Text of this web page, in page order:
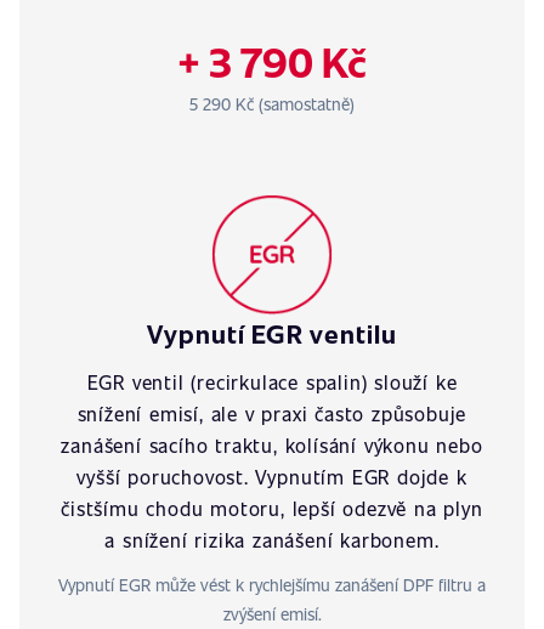
+ 3 790 Kč
5 290 Kč (samostatně)
Vypnutí EGR ventilu
EGR ventil (recirkulace spalin) slouží ke
snížení emisí, ale v praxi často způsobuje
zanášení sacího traktu, kolísání výkonu nebo
vyšší poruchovost. Vypnutím EGR dojde k
čistšímu chodu motoru, lepší odezvě na plyn
a snížení rizika zanášení karbonem.
Vypnutí EGR může vést k rychlejšímu zanášení DPF filtru a
zvýšení emisí.